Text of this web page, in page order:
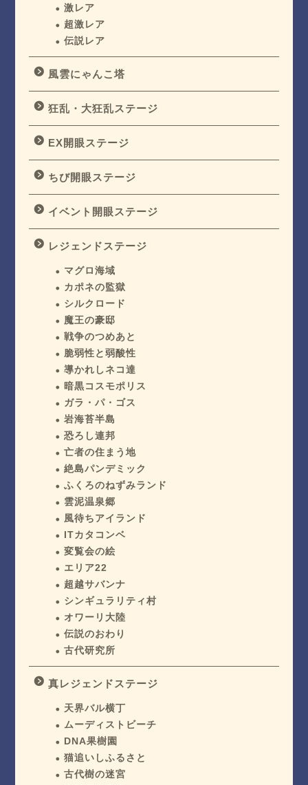
激レア
超激レア
伝説レア
風雲にゃんこ塔
狂乱・大狂乱ステージ
EX開眼ステージ
ちび開眼ステージ
イベント開眼ステージ
レジェンドステージ
マグロ海域
カポネの監獄
シルクロード
魔王の豪邸
戦争のつめあと
脆弱性と弱酸性
導かれしネコ達
暗黒コスモポリス
ガラ・パ・ゴス
岩海苔半島
恐ろし連邦
亡者の住まう地
絶島パンデミック
ふくろのねずみランド
雲泥温泉郷
風待ちアイランド
ITカタコンベ
変覧会の絵
エリア22
超越サバンナ
シンギュラリティ村
オワーリ大陸
伝説のおわり
古代研究所
真レジェンドステージ
天界バル横丁
ムーディストビーチ
DNA果樹園
猫追いしふるさと
古代樹の迷宮